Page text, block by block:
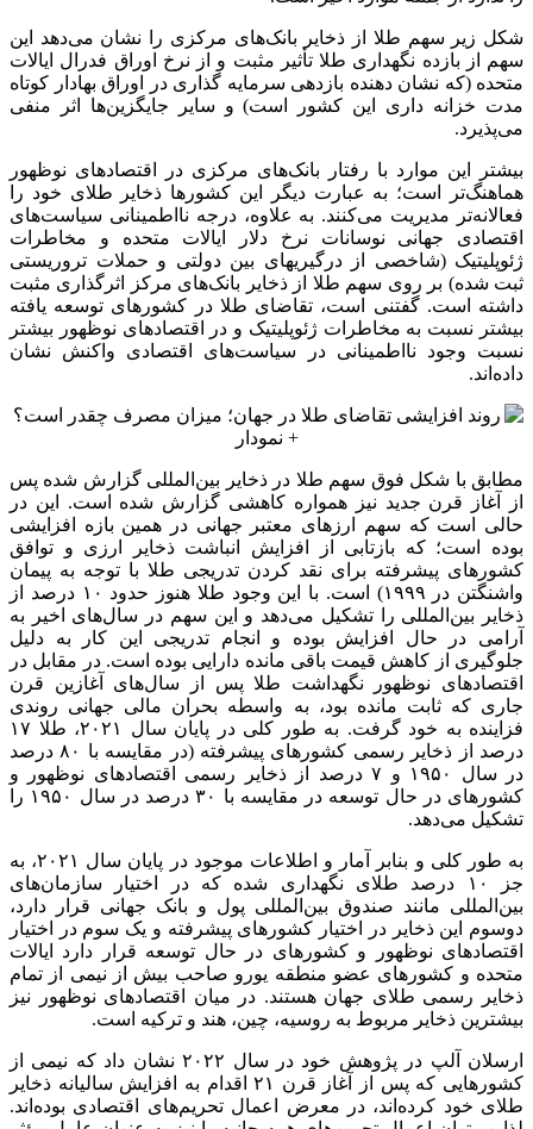
شکل زیر سهم طلا از ذخایر بانک‌های مرکزی را نشان می‌دهد این
سهم از بازده نگهداری طلا تأثیر مثبت و از نرخ اوراق فدرال ایالات
متحده (که نشان دهنده بازدهی سرمایه گذاری در اوراق بهادار کوتاه
مدت خزانه داری این کشور است) و سایر جایگزین‌ها اثر منفی
می‌پذیرد.
بیشتر این موارد با رفتار بانک‌های مرکزی در اقتصادهای نوظهور
هماهنگ‌تر است؛ به عبارت دیگر این کشورها ذخایر طلای خود را
فعالانه‌تر مدیریت می‌کنند. به علاوه، درجه نااطمینانی سیاست‌های
اقتصادی جهانی نوسانات نرخ دلار ایالات متحده و مخاطرات
ژئوپلیتیک (شاخصی از درگیریهای بین دولتی و حملات تروریستی
ثبت شده) بر روی سهم طلا از ذخایر بانک‌های مرکز اثرگذاری مثبت
داشته است. گفتنی است، تقاضای طلا در کشورهای توسعه یافته
بیشتر نسبت به مخاطرات ژئوپلیتیک و در اقتصادهای نوظهور بیشتر
نسبت وجود نااطمینانی در سیاست‌های اقتصادی واکنش نشان
داده‌اند.
مطابق با شکل فوق سهم طلا در ذخایر بین‌المللی گزارش شده پس
از آغاز قرن جدید نیز همواره کاهشی گزارش شده است. این در
حالی است که سهم ارزهای معتبر جهانی در همین بازه افزایشی
بوده است؛ که بازتابی از افزایش انباشت ذخایر ارزی و توافق
کشورهای پیشرفته برای نقد کردن تدریجی طلا با توجه به پیمان
واشنگتن در ۱۹۹۹) است. با این وجود طلا هنوز حدود ۱۰ درصد از
ذخایر بین‌المللی را تشکیل می‌دهد و این سهم در سال‌های اخیر به
آرامی در حال افزایش بوده و انجام تدریجی این کار به دلیل
جلوگیری از کاهش قیمت باقی مانده دارایی بوده است. در مقابل در
اقتصادهای نوظهور نگهداشت طلا پس از سال‌های آغازین قرن
جاری که ثابت مانده بود، به واسطه بحران مالی جهانی روندی
فزاینده به خود گرفت. به طور کلی در پایان سال ۲۰۲۱، طلا ۱۷
درصد از ذخایر رسمی کشورهای پیشرفته (در مقایسه با ۸۰ درصد
در سال ۱۹۵۰ و ۷ درصد از ذخایر رسمی اقتصادهای نوظهور و
کشورهای در حال توسعه در مقایسه با ۳۰ درصد در سال ۱۹۵۰ را
تشکیل می‌دهد.
به طور کلی و بنابر
آمار و اطلاعات موجود در پایان سال ۲۰۲۱، به
جز ۱۰ درصد طلای نگهداری شده که در اختیار سازمان‌های
بین‌المللی مانند صندوق بین‌المللی پول و بانک جهانی قرار دارد،
دوسوم این ذخایر در اختیار کشورهای پیشرفته و یک سوم در اختیار
اقتصادهای نوظهور و کشورهای در حال توسعه قرار دارد ایالات
متحده و کشورهای عضو منطقه یورو صاحب بیش از نیمی از تمام
ذخایر رسمی طلای جهان هستند. در میان اقتصادهای نوظهور نیز
بیشترین ذخایر مربوط به روسیه، چین، هند و ترکیه است.
ارسلان آلپ
در پژوهش خود در سال ۲۰۲۲ نشان داد که نیمی از
کشورهایی که پس از آغاز قرن ۲۱ اقدام به افزایش سالیانه ذخایر
طلای خود کرده‌اند، در معرض اعمال تحریم‌های اقتصادی بوده‌اند.